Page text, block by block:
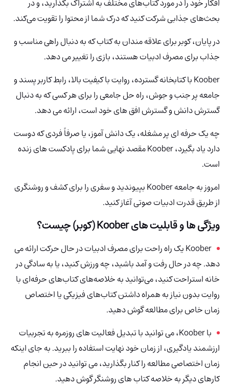
بحث‌های جذابی شرکت کنید که درک شما از محتوا را تقویت می‌کند.
در پایان، کوبر برای علاقه مندان به کتاب که به دنبال راهی مناسب و
جذاب برای مصرف ادبیات هستند، بازی را تغییر می دهد.
Koober با کتابخانه گسترده، روایت با کیفیت بالا، رابط کاربر پسند و
جامعه پر جنب و جوش، راه حل جامعی را برای هر کسی که به دنبال
گسترش دانش و گسترش افق های خود است، ارائه می دهد.
چه یک حرفه ای پر مشغله، یک دانش آموز، یا صرفاً فردی که دوست
دارد یاد بگیرد، Koober مقصد نهایی شما برای پادکست های زنده
است.
امروز به جامعه Koober بپیوندید و سفری را برای کشف و روشنگری
از طریق قدرت ادبیات صوتی آغاز کنید.
ویژگی ها و قابلیت های Koober (کوبر) چیست؟
Koober یک راه راحت برای مصرف ادبیات در حال حرکت ارائه می
دهد. چه در حال رفت و آمد باشید، چه ورزش کنید، یا به سادگی در
خانه استراحت کنید، می‌توانید به خلاصه‌های کتاب‌های حرفه‌ای با
روایت بدون نیاز به همراه داشتن کتاب‌های فیزیکی یا اختصاص
زمان خاص برای مطالعه گوش دهید.
با Koober، می توانید با تبدیل فعالیت های روزمره به تجربیات
ارزشمند یادگیری، از زمان خود نهایت استفاده را ببرید. به جای اینکه
زمان اختصاصی مطالعه را کنار بگذارید، می توانید در حین انجام
کارهای دیگر به خلاصه کتاب های روشنگر گوش دهید.